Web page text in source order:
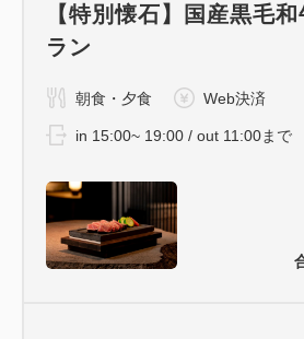
・ご予約完了後ワクチン接種証
・客室内での立ち入り可能なエ
ースに限られます
また、レセプション棟/客室棟/
はご遠慮ください
・ベッド/ボウルセット/ドックケ
・ドッグフードは含まれていな
【特別懐石】国産黒毛
ラン
朝食・夕食 Web決済
in 15:00~ 19:00 / out 11:00まで